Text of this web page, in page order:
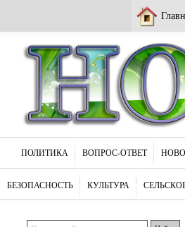
ПОЛИТИКА ВОПРОС-ОТВЕТ
БЕЗОПАСНОСТЬ КУЛЬТУРА